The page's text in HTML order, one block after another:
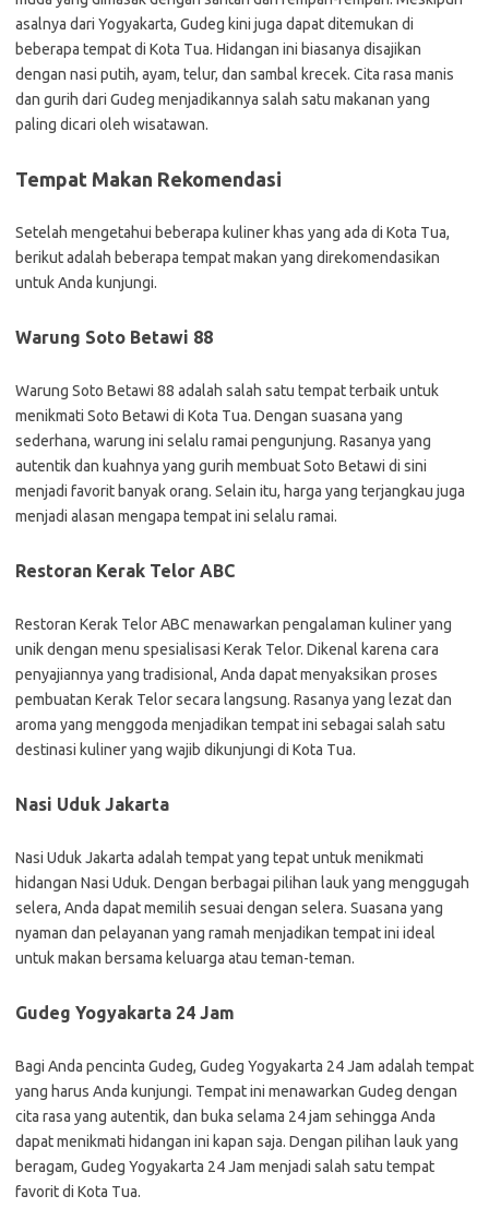
asalnya dari Yogyakarta, Gudeg kini juga dapat ditemukan di
beberapa tempat di Kota Tua. Hidangan ini biasanya disajikan
dengan nasi putih, ayam, telur, dan sambal krecek. Cita rasa manis
dan gurih dari Gudeg menjadikannya salah satu makanan yang
paling dicari oleh wisatawan.
Tempat Makan Rekomendasi
Setelah mengetahui beberapa kuliner khas yang ada di Kota Tua,
berikut adalah beberapa tempat makan yang direkomendasikan
untuk Anda kunjungi.
Warung Soto Betawi 88
Warung Soto Betawi 88 adalah salah satu tempat terbaik untuk
menikmati Soto Betawi di Kota Tua. Dengan suasana yang
sederhana, warung ini selalu ramai pengunjung. Rasanya yang
autentik dan kuahnya yang gurih membuat Soto Betawi di sini
menjadi favorit banyak orang. Selain itu, harga yang terjangkau juga
menjadi alasan mengapa tempat ini selalu ramai.
Restoran Kerak Telor ABC
Restoran Kerak Telor ABC menawarkan pengalaman kuliner yang
unik dengan menu spesialisasi Kerak Telor. Dikenal karena cara
penyajiannya yang tradisional, Anda dapat menyaksikan proses
pembuatan Kerak Telor secara langsung. Rasanya yang lezat dan
aroma yang menggoda menjadikan tempat ini sebagai salah satu
destinasi kuliner yang wajib dikunjungi di Kota Tua.
Nasi Uduk Jakarta
Nasi Uduk Jakarta adalah tempat yang tepat untuk menikmati
hidangan Nasi Uduk. Dengan berbagai pilihan lauk yang menggugah
selera, Anda dapat memilih sesuai dengan selera. Suasana yang
nyaman dan pelayanan yang ramah menjadikan tempat ini ideal
untuk makan bersama keluarga atau teman-teman.
Gudeg Yogyakarta 24 Jam
Bagi Anda pencinta Gudeg, Gudeg Yogyakarta 24 Jam adalah tempat
yang harus Anda kunjungi. Tempat ini menawarkan Gudeg dengan
cita rasa yang autentik, dan buka selama 24 jam sehingga Anda
dapat menikmati hidangan ini kapan saja. Dengan pilihan lauk yang
beragam, Gudeg Yogyakarta 24 Jam menjadi salah satu tempat
favorit di Kota Tua.